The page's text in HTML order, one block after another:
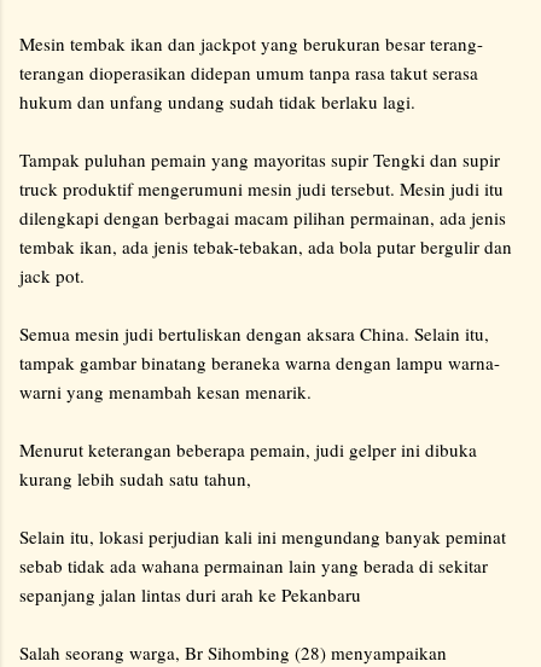
Mesin tembak ikan dan jackpot yang berukuran besar terang-
terangan dioperasikan didepan umum tanpa rasa takut serasa
hukum dan unfang undang sudah tidak berlaku lagi.
Tampak puluhan pemain yang mayoritas supir Tengki dan supir
truck produktif mengerumuni mesin judi tersebut. Mesin judi itu
dilengkapi dengan berbagai macam pilihan permainan, ada jenis
tembak ikan, ada jenis tebak-tebakan, ada bola putar bergulir dan
jack pot.
Semua mesin judi bertuliskan dengan aksara China. Selain itu,
tampak gambar binatang beraneka warna dengan lampu warna-
warni yang menambah kesan menarik.
Menurut keterangan beberapa pemain, judi gelper ini dibuka
kurang lebih sudah satu tahun,
Selain itu, lokasi perjudian kali ini mengundang banyak peminat
sebab tidak ada wahana permainan lain yang berada di sekitar
sepanjang jalan lintas duri arah ke Pekanbaru
Salah seorang warga, Br Sihombing (28) menyampaikan